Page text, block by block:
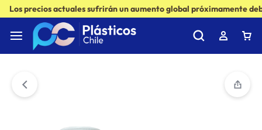
Los precios actuales sufrirán un aumento global próximamente